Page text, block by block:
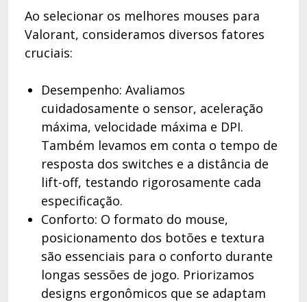
Ao selecionar os melhores mouses para
Valorant, consideramos diversos fatores
cruciais:
Desempenho: Avaliamos
cuidadosamente o sensor, aceleração
máxima, velocidade máxima e DPI.
Também levamos em conta o tempo de
resposta dos switches e a distância de
lift-off, testando rigorosamente cada
especificação.
Conforto: O formato do mouse,
posicionamento dos botões e textura
são essenciais para o conforto durante
longas sessões de jogo. Priorizamos
designs ergonômicos que se adaptam